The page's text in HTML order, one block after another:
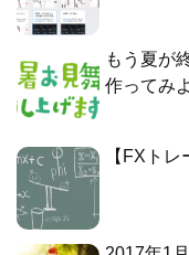
もう夏が
作ってみ
【FXト